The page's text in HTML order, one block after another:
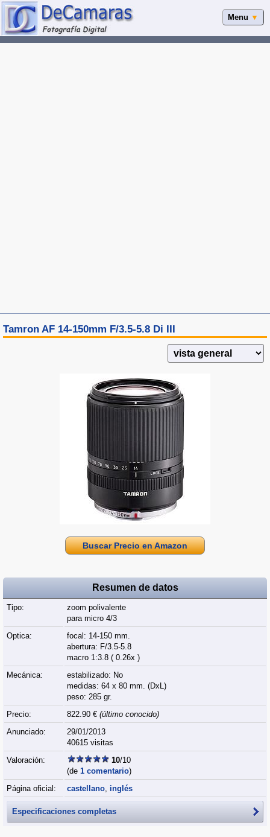
Menu ▼
Tamron AF 14-150mm F/3.5-5.8 Di III
Buscar Precio en Amazon
Resumen de datos
Tipo:
zoom polivalente
para micro 4/3
Optica:
focal: 14-150 mm.
abertura: F/3.5-5.8
macro 1:3.8 ( 0.26x )
Mecánica:
estabilizado: No
medidas: 64 x 80 mm. (DxL)
peso: 285 gr.
Precio:
822.90 € (último conocido)
Anunciado:
29/01/2013
40615 visitas
Valoración:
10/10
(de 1 comentario)
Página oficial:
castellano, inglés
Especificaciones completas